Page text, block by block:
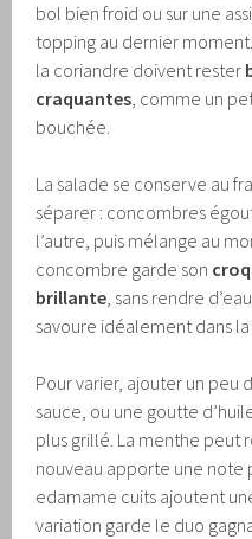
bol bien froid ou sur une
topping au dernier
la coriandre doivent rester
craquantes, comme un
bouchée.
La salade se conserve au
séparer : concombres
l’autre, puis mélange au
concombre garde son
brillante, sans rendre
savoure idéalement dans
Pour varier, ajouter un peu
sauce, ou une goutte
plus grillé. La menthe peut
nouveau apporte une note
edamame cuits ajoutent
variation garde le duo